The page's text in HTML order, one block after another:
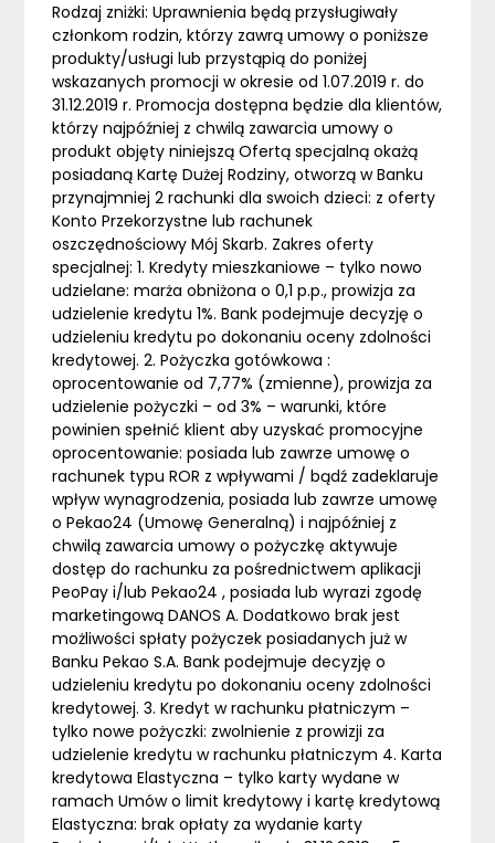
Rodzaj zniżki: Uprawnienia będą przysługiwały
członkom rodzin, którzy zawrą umowy o poniższe
produkty/usługi lub przystąpią do poniżej
wskazanych promocji w okresie od 1.07.2019 r. do
31.12.2019 r. Promocja dostępna będzie dla klientów,
którzy najpóźniej z chwilą zawarcia umowy o
produkt objęty niniejszą Ofertą specjalną okażą
posiadaną Kartę Dużej Rodziny, otworzą w Banku
przynajmniej 2 rachunki dla swoich dzieci: z oferty
Konto Przekorzystne lub rachunek
oszczędnościowy Mój Skarb. Zakres oferty
specjalnej: 1. Kredyty mieszkaniowe – tylko nowo
udzielane: marża obniżona o 0,1 p.p., prowizja za
udzielenie kredytu 1%. Bank podejmuje decyzję o
udzieleniu kredytu po dokonaniu oceny zdolności
kredytowej. 2. Pożyczka gotówkowa :
oprocentowanie od 7,77% (zmienne), prowizja za
udzielenie pożyczki – od 3% – warunki, które
powinien spełnić klient aby uzyskać promocyjne
oprocentowanie: posiada lub zawrze umowę o
rachunek typu ROR z wpływami / bądź zadeklaruje
wpływ wynagrodzenia, posiada lub zawrze umowę
o Pekao24 (Umowę Generalną) i najpóźniej z
chwilą zawarcia umowy o pożyczkę aktywuje
dostęp do rachunku za pośrednictwem aplikacji
PeoPay i/lub Pekao24 , posiada lub wyrazi zgodę
marketingową DANOS A. Dodatkowo brak jest
możliwości spłaty pożyczek posiadanych już w
Banku Pekao S.A. Bank podejmuje decyzję o
udzieleniu kredytu po dokonaniu oceny zdolności
kredytowej. 3. Kredyt w rachunku płatniczym –
tylko nowe pożyczki: zwolnienie z prowizji za
udzielenie kredytu w rachunku płatniczym 4. Karta
kredytowa Elastyczna – tylko karty wydane w
ramach Umów o limit kredytowy i kartę kredytową
Elastyczna: brak opłaty za wydanie karty